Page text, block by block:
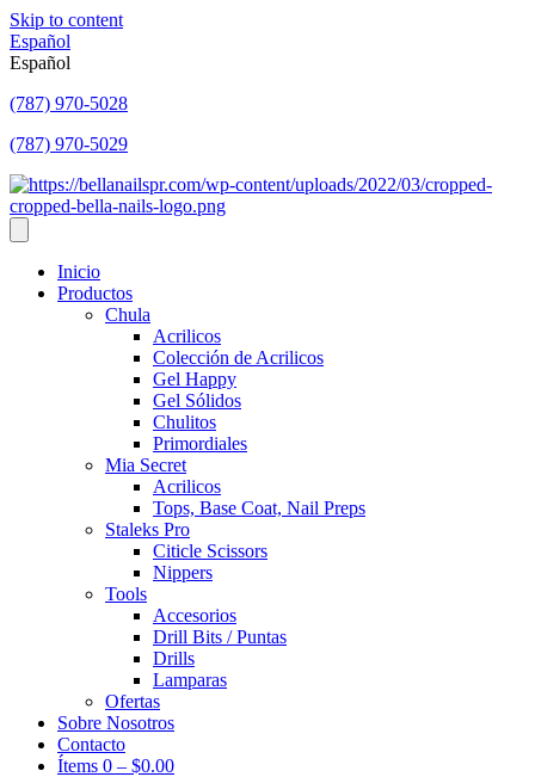
Skip to content
Español
Español
(787) 970-5028
(787) 970-5029
Inicio
Productos
Chula
Acrilicos
Colección de Acrilicos
Gel Happy
Gel Sólidos
Chulitos
Primordiales
Mia Secret
Acrilicos
Tops, Base Coat, Nail Preps
Staleks Pro
Citicle Scissors
Nippers
Tools
Accesorios
Drill Bits / Puntas
Drills
Lamparas
Ofertas
Sobre Nosotros
Contacto
Ítems 0 – $0.00